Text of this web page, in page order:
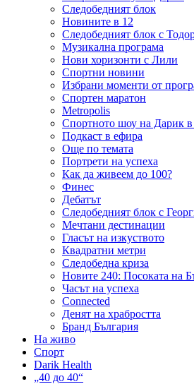
Следобедният блок
Новините в 12
Следобедният блок с
Музикална програма
Нови хоризонти с Лили
Спортни новини
Избрани моменти от
Спортен маратон
Metropolis
Спортното шоу на Дарик в
Подкаст в ефира
Още по темата
Портрети на успеха
Как да живеем до 100?
Финес
Дебатът
Следобедният блок с
Мечтани дестинации
Гласът на изкуството
Квадратни метри
Следобедна криза
Новите 240: Посоката на
Часът на успеха
Connected
Денят на храбростта
Бранд България
На живо
Спорт
Darik Health
„40 до 40“